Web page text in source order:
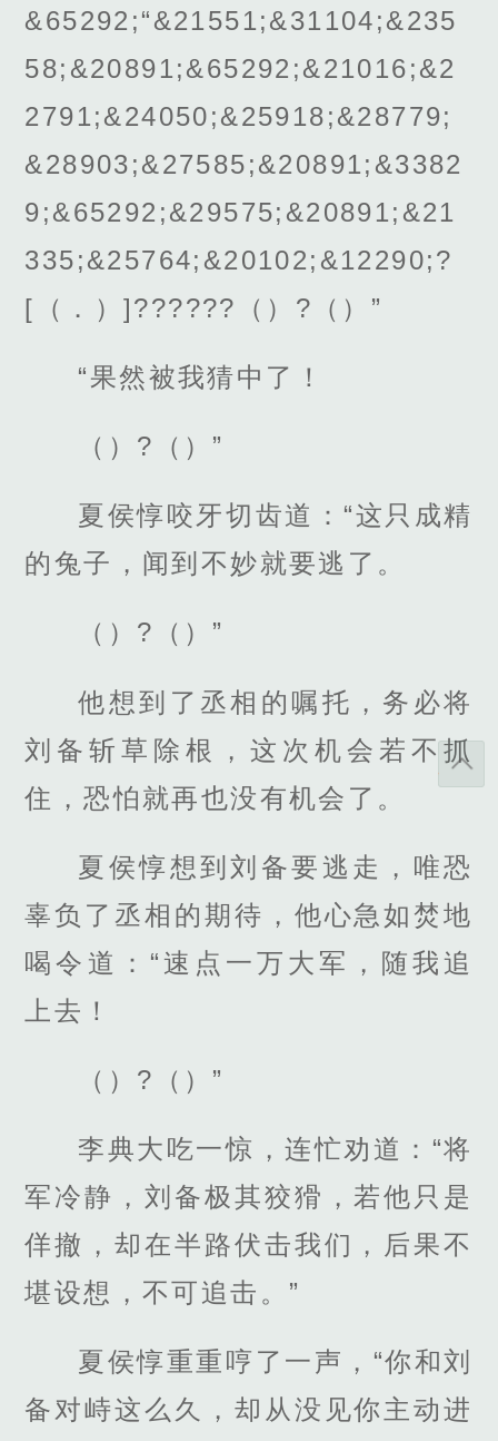
&65292;“&21551;&31104;&235
58;&20891;&65292;&21016;&2
2791;&24050;&25918;&28779;
&28903;&27585;&20891;&3382
9;&65292;&29575;&20891;&21
335;&25764;&20102;&12290;?
[（．）]??????（）?（）”
“果然被我猜中了！
（）?（）”
夏侯惇咬牙切齿道：“这只成精
的兔子，闻到不妙就要逃了。
（）?（）”
他想到了丞相的嘱托，务必将
刘备斩草除根，这次机会若不抓
住，恐怕就再也没有机会了。
夏侯惇想到刘备要逃走，唯恐
辜负了丞相的期待，他心急如焚地
喝令道：“速点一万大军，随我追
上去！
（）?（）”
李典大吃一惊，连忙劝道：“将
军冷静，刘备极其狡猾，若他只是
佯撤，却在半路伏击我们，后果不
堪设想，不可追击。”
夏侯惇重重哼了一声，“你和刘
备对峙这么久，却从没见你主动进